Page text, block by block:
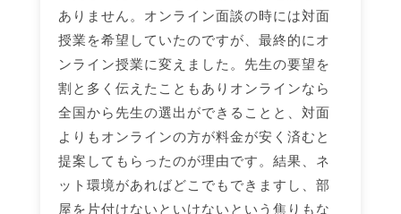
ありません。オンライン面談の時には対面
授業を希望していたのですが、最終的にオ
ンライン授業に変えました。先生の要望を
割と多く伝えたこともありオンラインなら
全国から先生の選出ができることと、対面
よりもオンラインの方が料金が安く済むと
提案してもらったのが理由です。結果、ネ
ット環境があればどこでもできますし、部
屋を片付けないといけないという焦りもな